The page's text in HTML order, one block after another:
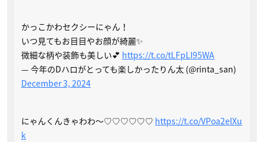
かっこかわセクシーにゃん！
いつ見てもお目目やお顔が綺麗✨
微細な柄や装飾も美しい💕 https://t.co/tLFpLI95WA
— 今年のDハロがとっても楽しかったりん太︎︎︎ (@rinta_san)
December 3, 2024
にゃんくんきゃわわ〜♡♡♡♡♡♡ https://t.co/VPoa2elXu
k